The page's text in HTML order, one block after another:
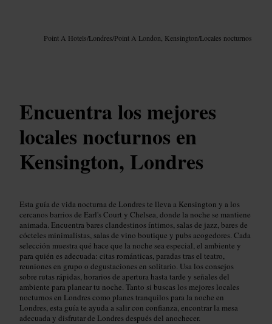
Point A Hotels/Londres/Point A London, Kensington/Locales nocturnos
Encuentra los mejores
locales nocturnos en
Kensington, Londres
Esta guía de vida nocturna de Londres te lleva a Kensington y a los
cercanos barrios de Earl's Court y Chelsea, donde la noche se mantiene
animada. Encuentra bares clandestinos íntimos, salas de jazz, bares de
cócteles minimalistas, salas de vino boutique y pubs acogedores. Cada
selección muestra qué hace que la noche sea especial, el ambiente y
para quién es adecuada: citas románticas, paradas tras el teatro,
reuniones en grupo o degustaciones en solitario. Usa los consejos
sobre rutas rápidas, horarios de apertura hasta tarde y señales del
ambiente para planear tu noche. Tanto si buscas los mejores locales
nocturnos en Londres como planes tranquilos para la noche en
Londres, esta guía te ayuda a salir con confianza, encontrar la mesa
adecuada y disfrutar de Londres después del anochecer.